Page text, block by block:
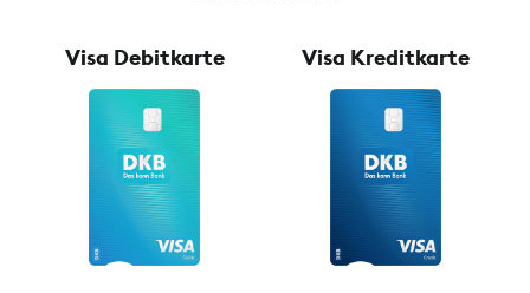
Visa Debitkarte Visa Kreditkarte